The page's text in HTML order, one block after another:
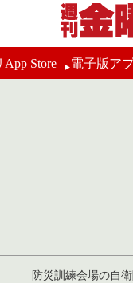
Store 電子版ア
防災訓練会場の自